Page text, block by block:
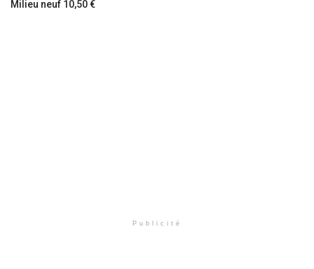
Milieu neuf 10,50 €
Publicité